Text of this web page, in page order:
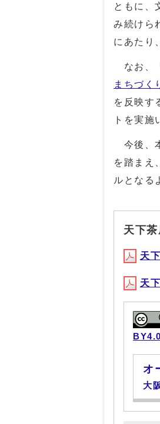
ともに、
み続けら
にあたり
なお、
まちづく
を反映す
トを実施
今後、
を踏まえ
ルとなる
天下
天
天
BY4.0
オ
大